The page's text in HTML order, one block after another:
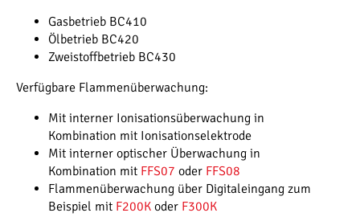
Gasbetrieb BC410
Ölbetrieb BC420
Zweistoffbetrieb BC430
Verfügbare Flammenüberwachung:
Mit interner Ionisationsüberwachung in
Kombination mit Ionisationselektrode
Mit interner optischer Überwachung in
Kombination mit FFS07 oder FFS08
Flammenüberwachung über Digitaleingang zum
Beispiel mit F200K oder F300K